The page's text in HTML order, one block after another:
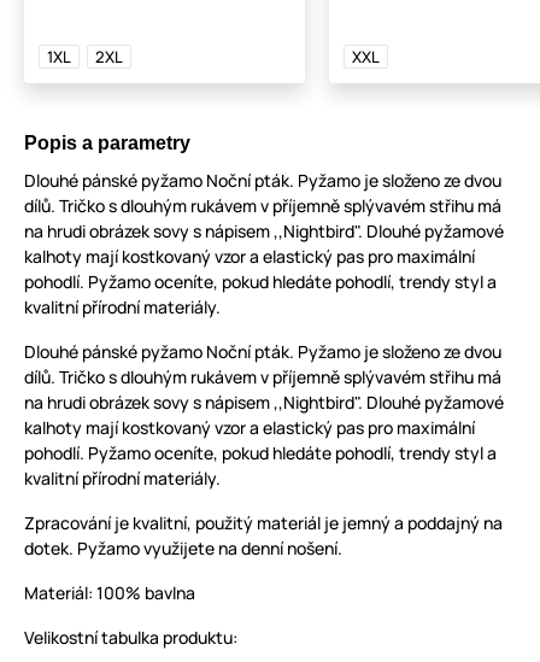
1XL 2XL XXL
Popis a parametry
Dlouhé pánské pyžamo Noční pták. Pyžamo je složeno ze dvou
dílů. Tričko s dlouhým rukávem v příjemně splývavém střihu má
na hrudi obrázek sovy s nápisem ,,Nightbird". Dlouhé pyžamové
kalhoty mají kostkovaný vzor a elastický pas pro maximální
pohodlí. Pyžamo oceníte, pokud hledáte pohodlí, trendy styl a
kvalitní přírodní materiály.
Dlouhé pánské pyžamo Noční pták. Pyžamo je složeno ze dvou
dílů. Tričko s dlouhým rukávem v příjemně splývavém střihu má
na hrudi obrázek sovy s nápisem ,,Nightbird". Dlouhé pyžamové
kalhoty mají kostkovaný vzor a elastický pas pro maximální
pohodlí. Pyžamo oceníte, pokud hledáte pohodlí, trendy styl a
kvalitní přírodní materiály.
Zpracování je kvalitní, použitý materiál je jemný a poddajný na
dotek. Pyžamo využijete na denní nošení.
Materiál: 100% bavlna
Velikostní tabulka produktu: